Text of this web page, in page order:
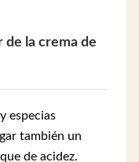
de la crema de
especias
también un
de acidez.